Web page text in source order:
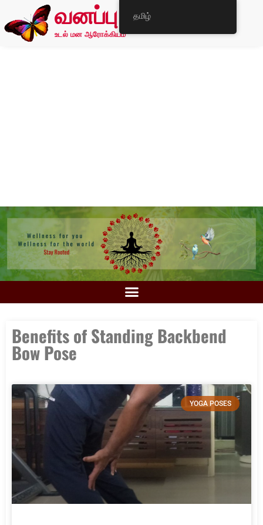
வனப்பு
உடல் மன ஆரோக்கியம்
Benefits of Standing Backbend
Bow Pose
YOGA POSES
தமிழ்